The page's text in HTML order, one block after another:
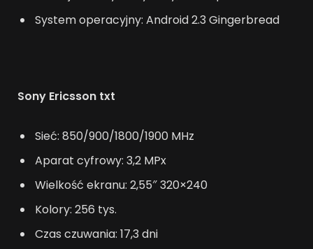
System operacyjny: Android 2.3 Gingerbread
Sony Ericsson txt
Sieć: 850/900/1800/1900 MHz
Aparat cyfrowy: 3,2 MPx
Wielkość ekranu: 2,55″ 320×240
Kolory: 256 tys.
Czas czuwania: 17,3 dni